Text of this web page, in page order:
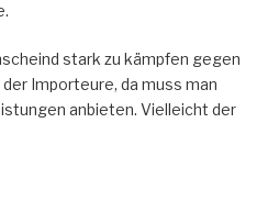
stark zu kämpfen gegen
Importeure, da muss man
anbieten. Vielleicht der